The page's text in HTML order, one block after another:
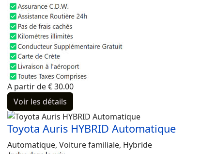
A partir de€30.00
Voir les détails
Toyota Auris HYBRID Automatique
Automatique, Voiture familiale, Hybride